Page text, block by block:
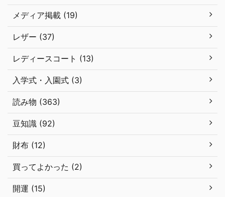
メディア掲載 (19)
レザー (37)
レディースコート (13)
入学式・入園式 (3)
読み物 (363)
豆知識 (92)
財布 (12)
買ってよかった (2)
開運 (15)